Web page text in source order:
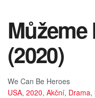
(2020)
We Can Be Heroes
USA, 2020, Akční, Drama,